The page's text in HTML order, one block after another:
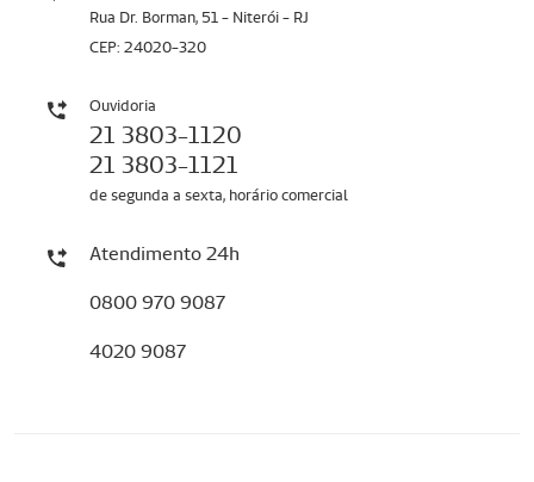
Rua Dr. Borman, 51 - Niterói - RJ
CEP: 24020-320
Ouvidoria
21 3803-1120
21 3803-1121
de segunda a sexta, horário comercial
Atendimento 24h
0800 970 9087
4020 9087